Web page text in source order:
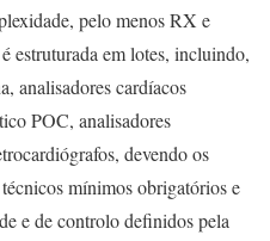
pelo menos RX e
estruturada em lotes, incluindo,
analisadores cardíacos
POC, analisadores
devendo os
mínimos obrigatórios e
e de controlo definidos pela